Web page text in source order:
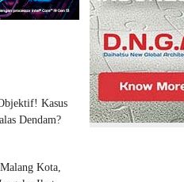
Kasus
Dendam?
Kota,